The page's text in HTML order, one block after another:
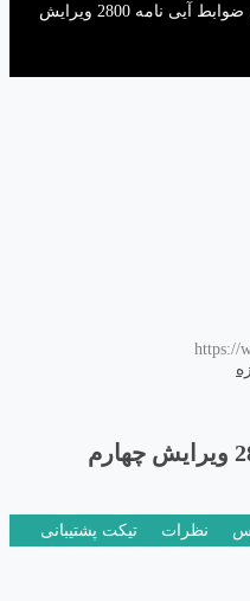
بررسی ضوابط آیی نامه 2800 ویرایش
https://
بررسی ضوابط آیی نامه 2800 ویرایش چهارم
نظرات تیکت پشتیبانی